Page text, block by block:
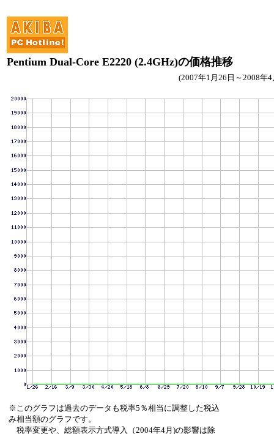
Pentium Dual-Core E2220 (2.4GHz)の価格推移
(2007年1月26日～2008年
※このグラフは過去のデータも税率5％相当に調整した税込
み相当額のグラフです。
税率変更や、総額表示方式導入（2004年4月)の影響は除